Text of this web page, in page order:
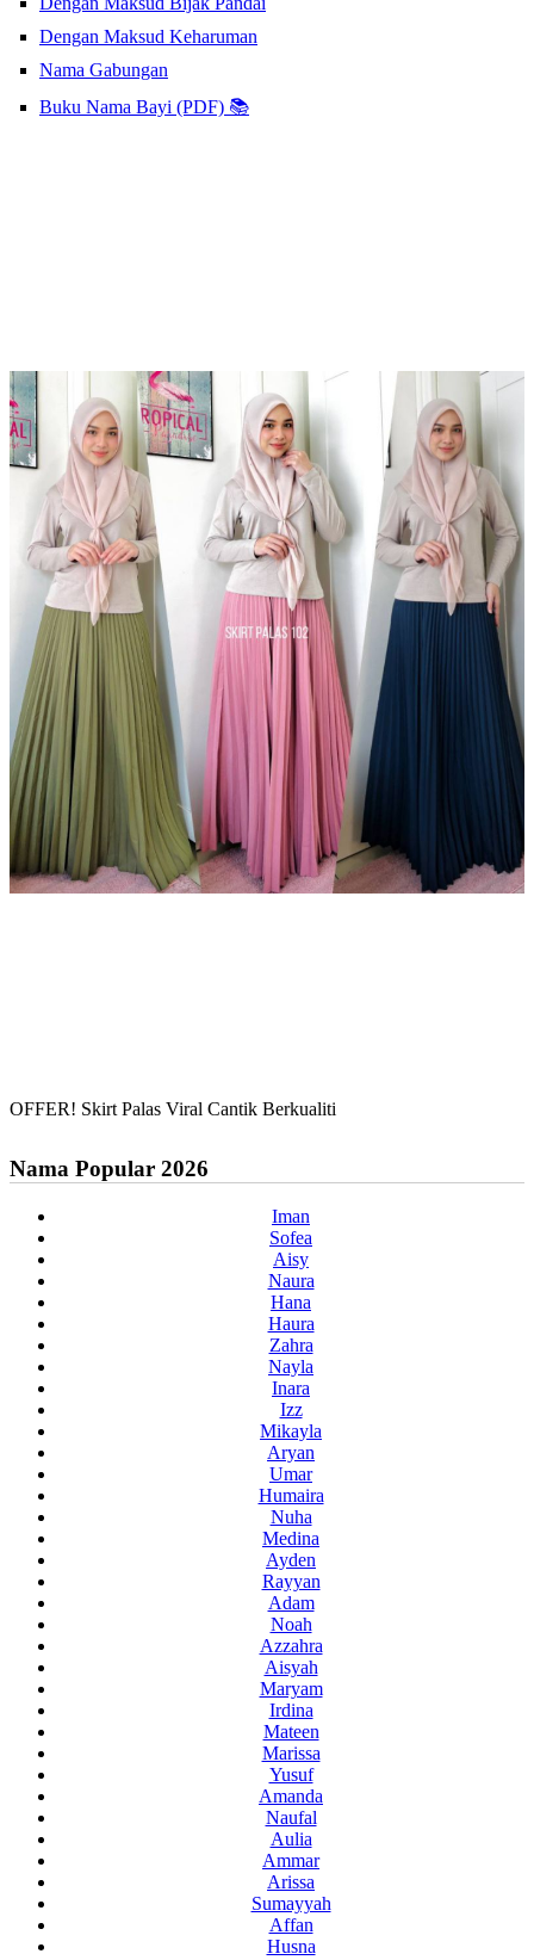
Dengan Maksud Keharuman
Nama Gabungan
Buku Nama Bayi (PDF) 📚
OFFER! Skirt Palas Viral Cantik Berkualiti
Nama Popular 2026
Iman
Sofea
Aisy
Naura
Hana
Haura
Zahra
Nayla
Inara
Izz
Mikayla
Aryan
Umar
Humaira
Nuha
Medina
Ayden
Rayyan
Adam
Noah
Azzahra
Aisyah
Maryam
Irdina
Mateen
Marissa
Yusuf
Amanda
Naufal
Aulia
Ammar
Arissa
Sumayyah
Affan
Husna